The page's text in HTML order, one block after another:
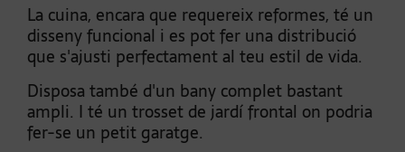
La cuina, encara que requereix reformes, té un
disseny funcional i es pot fer una distribució
que s'ajusti perfectament al teu estil de vida.
Disposa també d'un bany complet bastant
ampli. I té un trosset de jardí frontal on podria
fer-se un petit garatge.